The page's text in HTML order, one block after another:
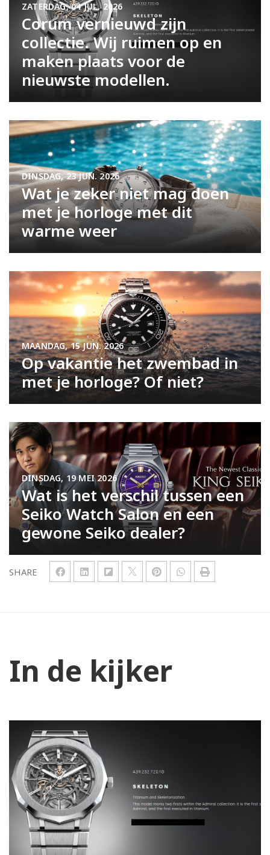
SHARE
Corum vernieuwd zijn
collectie. Wij ruimen op en
maken plaats voor de
nieuwste modellen.
ZATERDAG, 04 JUL. 2026
Wat je zeker niet mag doen
met je horloge met dit
warme weer
DINSDAG, 23 JUN. 2026
Op vakantie het zwembad in
met je horloge? Of niet?
MAANDAG, 15 JUN. 2026
Wat is het verschil tussen een
Seiko Watch Salon en een
gewone Seiko dealer?
DINSDAG, 19 MEI 2026
In de kijker